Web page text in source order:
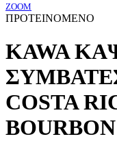
ZOOM
ΠΡΟΤΕΙΝΟΜΕΝΟ
KAWA
COSTA